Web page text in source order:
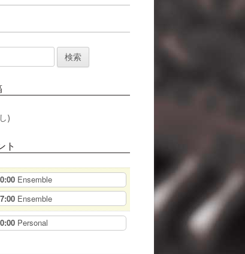
)
ト
Ensemble
Ensemble
Personal